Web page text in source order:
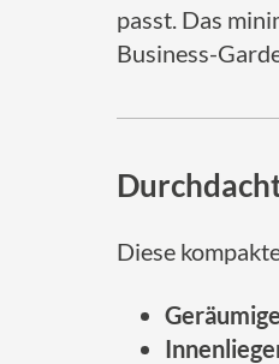
passt. Das
Business-
Diese